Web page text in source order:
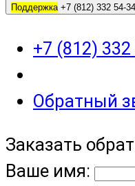
Поддержка +7 (812) 332 54-34
+7 (812)
Обратный
Заказать
Ваше имя: